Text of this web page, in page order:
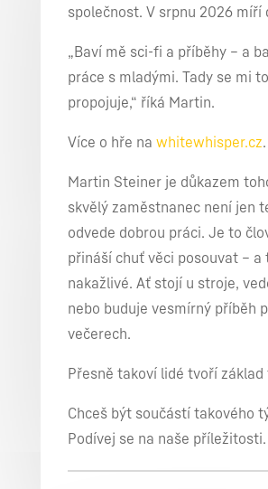
společnost. V srpnu 2026 míří
„Baví mě sci-fi a příběhy – a
práce s mladými. Tady se mi
propojuje,“ říká Martin.
Více o hře na whitewhisper.cz.
Martin Steiner je důkazem
skvělý zaměstnanec není jen
odvede dobrou práci. Je to
přináší chuť věci posouvat – a
nakažlivé. Ať stojí u stroje,
nebo buduje vesmírný příběh
večerech.
Přesně takoví lidé tvoří základ
Chceš být součástí takového
Podívej se na naše příležitosti.